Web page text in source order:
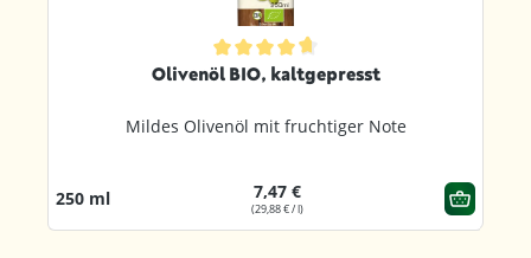
Durchschnittliche Bewertung von 4.8 von 5 Sternen
Olivenöl BIO, kaltgepresst
Mildes Olivenöl mit fruchtiger Note
250 ml 7,47 €
(29,88 € / l)